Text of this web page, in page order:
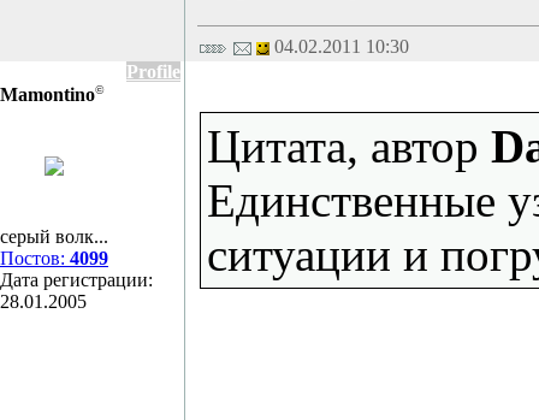
04.02.2011 10:30
Profile
Mamontino©
серый волк...
Постов: 4099
Дата регистрации:
28.01.2005
Цитата, автор
Единственные
ситуации и